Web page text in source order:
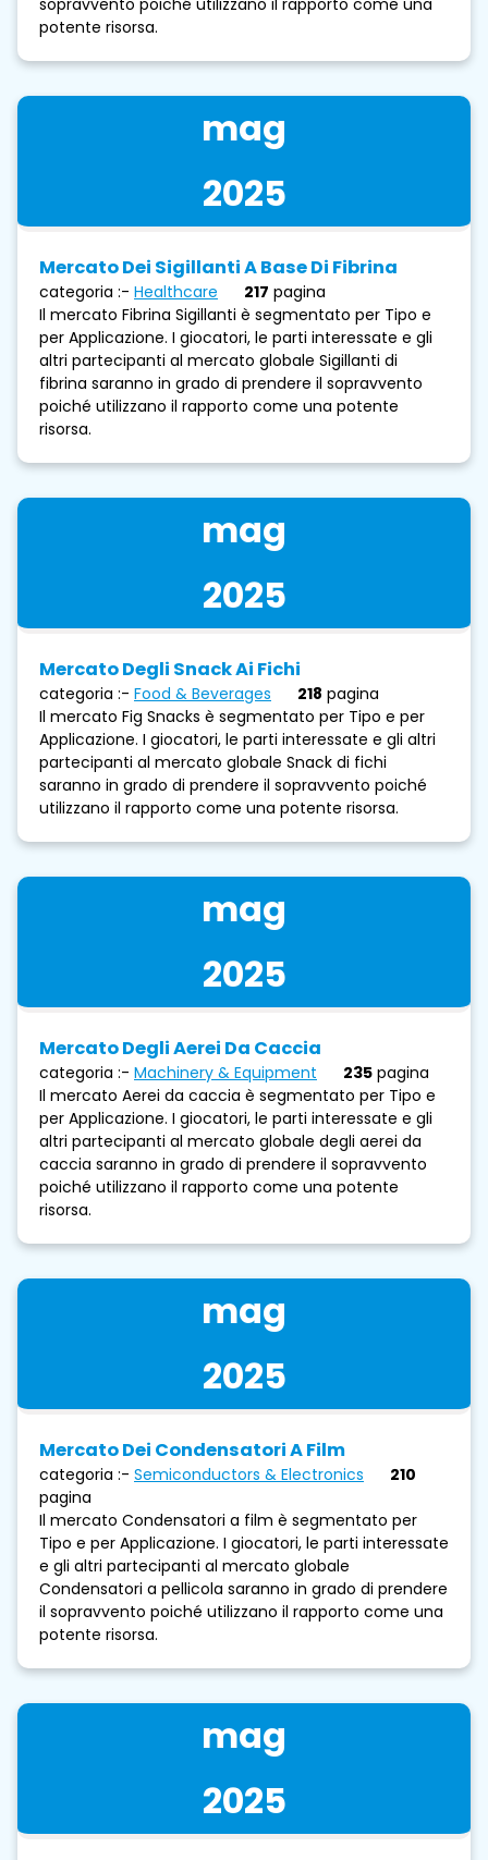
potente risorsa.
mag
2025
Mercato Dei Sigillanti A Base Di Fibrina
categoria :- Healthcare 217 pagina
Il mercato Fibrina Sigillanti è segmentato per Tipo e
per Applicazione. I giocatori, le parti interessate e gli
altri partecipanti al mercato globale Sigillanti di
fibrina saranno in grado di prendere il sopravvento
poiché utilizzano il rapporto come una potente
risorsa.
mag
2025
Mercato Degli Snack Ai Fichi
categoria :- Food & Beverages 218 pagina
Il mercato Fig Snacks è segmentato per Tipo e per
Applicazione. I giocatori, le parti interessate e gli altri
partecipanti al mercato globale Snack di fichi
saranno in grado di prendere il sopravvento poiché
utilizzano il rapporto come una potente risorsa.
mag
2025
Mercato Degli Aerei Da Caccia
categoria :- Machinery & Equipment 235 pagina
Il mercato Aerei da caccia è segmentato per Tipo e
per Applicazione. I giocatori, le parti interessate e gli
altri partecipanti al mercato globale degli aerei da
caccia saranno in grado di prendere il sopravvento
poiché utilizzano il rapporto come una potente
risorsa.
mag
2025
Mercato Dei Condensatori A Film
categoria :- Semiconductors & Electronics
210
pagina
Il mercato Condensatori a film è segmentato per
Tipo e per Applicazione. I giocatori, le parti interessate
e gli altri partecipanti al mercato globale
Condensatori a pellicola saranno in grado di prendere
il sopravvento poiché utilizzano il rapporto come una
potente risorsa.
mag
2025